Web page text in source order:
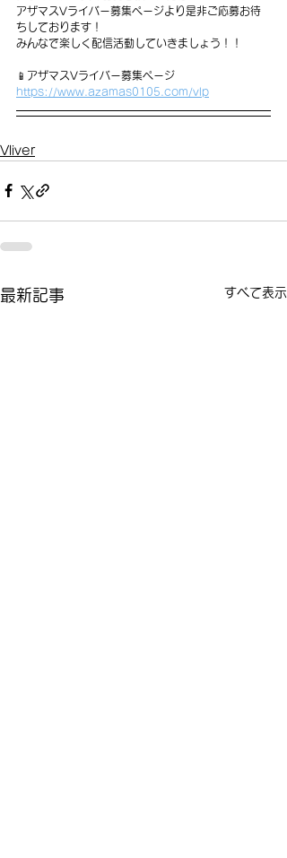
アザマスVライバー募集ページより是非ご応募お待
ちしております！
みんなで楽しく配信活動していきましょう！！
📱アザマスVライバー募集ページ
https://www.azamas0105.com/vlp
Vliver
最新記事 すべて表示